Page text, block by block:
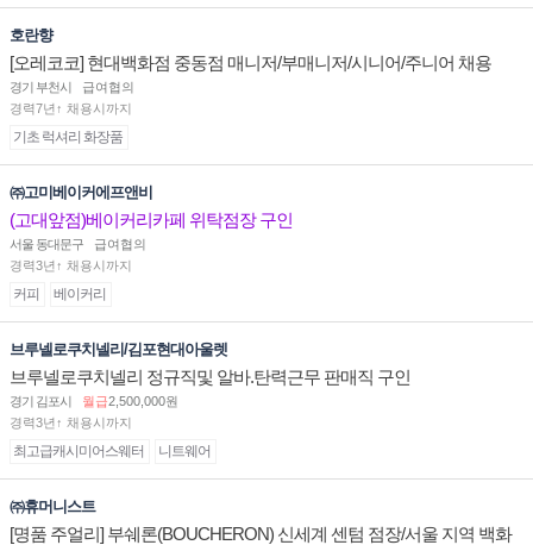
호란향
[오레코코] 현대백화점 중동점 매니저/부매니저/시니어/주니어 채용
경기 부천시
급여협의
경력7년↑ 채용시까지
기초 럭셔리 화장품
㈜고미베이커에프앤비
(고대앞점)베이커리카페 위탁점장 구인
서울 동대문구
급여협의
경력3년↑ 채용시까지
커피 베이커리
브루넬로쿠치넬리/김포현대아울렛
브루넬로쿠치넬리 정규직및 알바.탄력근무 판매직 구인
경기 김포시 월급2,500,000원
경력3년↑ 채용시까지
최고급캐시미어스웨터 니트웨어
㈜휴머니스트
[명품 주얼리] 부쉐론(BOUCHERON) 신세계 센텀 점장/서울 지역 백화